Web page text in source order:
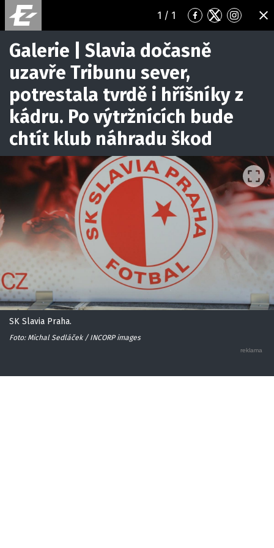
1 / 1
Přejít
na
Facebook
Přejít
na
Přejít
na
Galerie | Slavia dočasně
uzavře Tribunu sever,
potrestala tvrdě i hříšníky z
kádru. Po výtržnících bude
chtít klub náhradu škod
SK Slavia Praha.
Foto: Michal Sedláček / INCORP images